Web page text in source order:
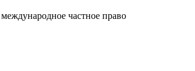
частное право